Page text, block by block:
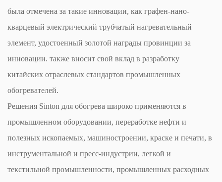
была отмечена за такие инновации, как графен-нано-
кварцевый электрический трубчатый нагревательный
элемент, удостоенный золотой награды провинции за
инновации. также вносит свой вклад в разработку
китайских отраслевых стандартов промышленных
обогревателей.
Решения Sinton для обогрева широко применяются в
промышленном оборудовании, переработке нефти и
полезных ископаемых, машиностроении, краске и печати, в
инструментальной и пресс-индустрии, легкой и
текстильной промышленности, промышленных расходных